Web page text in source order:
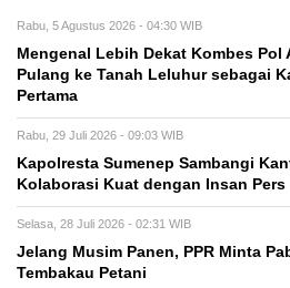
Rabu, 5 Agustus 2026 - 04:30 WIB
Mengenal Lebih Dekat Kombes Pol
Pulang ke Tanah Leluhur sebagai
Pertama
Rabu, 29 Juli 2026 - 09:03 WIB
Kapolresta Sumenep Sambangi
Kolaborasi Kuat dengan Insan Pers
Selasa, 28 Juli 2026 - 02:31 WIB
Jelang Musim Panen, PPR Minta
Tembakau Petani